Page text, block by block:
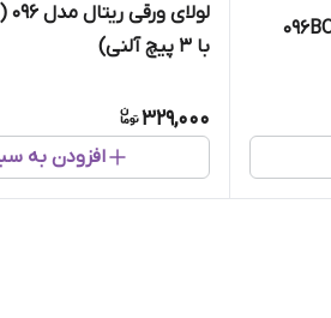
لولای بوشی ریتال مدل ۰۹۶BOUSH
با ۳ پیچ آلنی)
329,000
افزودن به